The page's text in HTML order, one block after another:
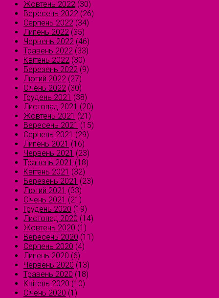
Жовтень 2022 (30)
Вересень 2022 (26)
Серпень 2022 (34)
Липень 2022 (35)
Червень 2022 (46)
Травень 2022 (33)
Квітень 2022 (30)
Березень 2022 (9)
Лютий 2022 (27)
Січень 2022 (30)
Грудень 2021 (38)
Листопад 2021 (20)
Жовтень 2021 (21)
Вересень 2021 (15)
Серпень 2021 (29)
Липень 2021 (16)
Червень 2021 (23)
Травень 2021 (18)
Квітень 2021 (32)
Березень 2021 (23)
Лютий 2021 (33)
Січень 2021 (21)
Грудень 2020 (19)
Листопад 2020 (14)
Жовтень 2020 (1)
Вересень 2020 (11)
Серпень 2020 (4)
Липень 2020 (6)
Червень 2020 (13)
Травень 2020 (18)
Квітень 2020 (10)
Січень 2020 (1)